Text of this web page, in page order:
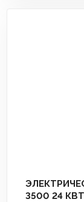
3500 24 КВТ